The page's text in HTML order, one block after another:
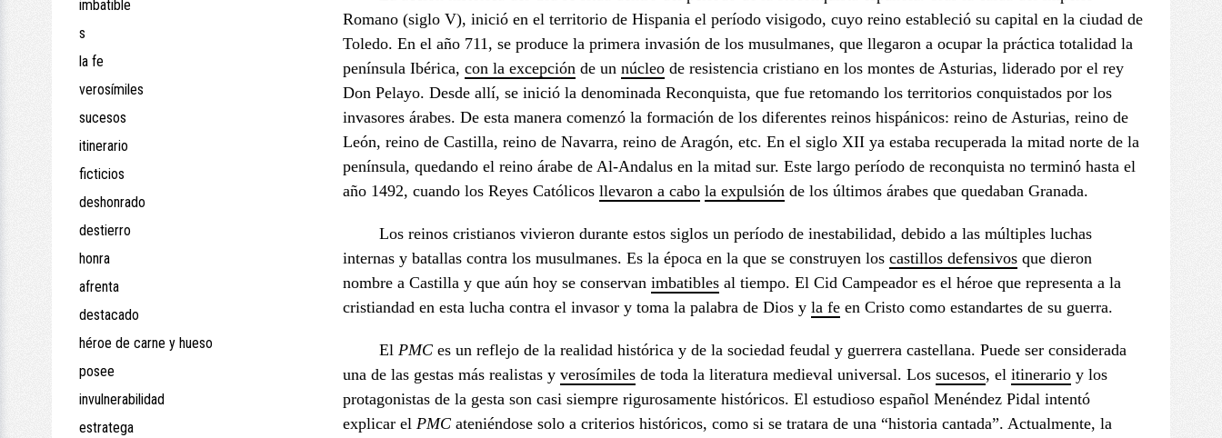
imbatible
s
la fe
verosímiles
sucesos
itinerario
ficticios
deshonrado
destierro
honra
afrenta
destacado
héroe de carne y hueso
posee
invulnerabilidad
estratega
Romano (siglo V), inició en el territorio de Hispania el período visigodo, cuyo reino estableció su capital en la ciudad de
Toledo. En el año 711, se produce la primera invasión de los musulmanes, que llegaron a ocupar la práctica totalidad la
península Ibérica, con la excepción de un núcleo de resistencia cristiano en los montes de Asturias, liderado por el rey
Don Pelayo. Desde allí, se inició la denominada Reconquista, que fue retomando los territorios conquistados por los
invasores árabes. De esta manera comenzó la formación de los diferentes reinos hispánicos: reino de Asturias, reino de
León, reino de Castilla, reino de Navarra, reino de Aragón, etc. En el siglo XII ya estaba recuperada la mitad norte de la
península, quedando el reino árabe de Al-Andalus en la mitad sur. Este largo período de reconquista no terminó hasta el
año 1492, cuando los Reyes Católicos llevaron a cabo la expulsión de los últimos árabes que quedaban Granada.
Los reinos cristianos vivieron durante estos siglos un período de inestabilidad, debido a las múltiples luchas
internas y batallas contra los musulmanes. Es la época en la que se construyen los castillos defensivos que dieron
nombre a Castilla y que aún hoy se conservan imbatibles al tiempo. El Cid Campeador es el héroe que representa a la
cristiandad en esta lucha contra el invasor y toma la palabra de Dios y la fe en Cristo como estandartes de su guerra.
El PMC es un reflejo de la realidad histórica y de la sociedad feudal y guerrera castellana. Puede ser considerada
una de las gestas más realistas y verosímiles de toda la literatura medieval universal. Los sucesos, el itinerario y los
protagonistas de la gesta son casi siempre rigurosamente históricos. El estudioso español Menéndez Pidal intentó
explicar el PMC ateniéndose solo a criterios históricos, como si se tratara de una “historia cantada”. Actualmente, la